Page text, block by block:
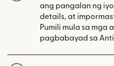
ang pangalan ng
details, at
Pumili mula sa mga
pagbabayad sa